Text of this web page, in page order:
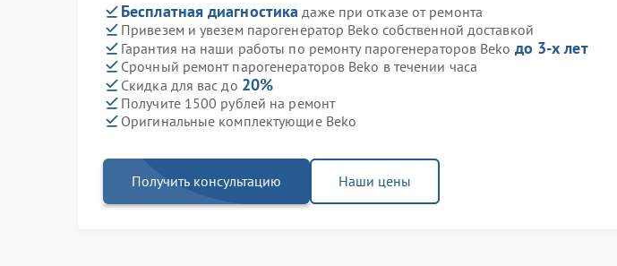
Бесплатная диагностика даже при отказе от ремонта
Привезем и увезем парогенератор Beko собственной доставкой
Гарантия на наши работы по ремонту парогенераторов Beko до 3-х лет
Срочный ремонт парогенераторов Beko в течении часа
Скидка для вас до 20%
Получите 1500 рублей на ремонт
Оригинальные комплектующие Beko
Получить консультацию Наши цены